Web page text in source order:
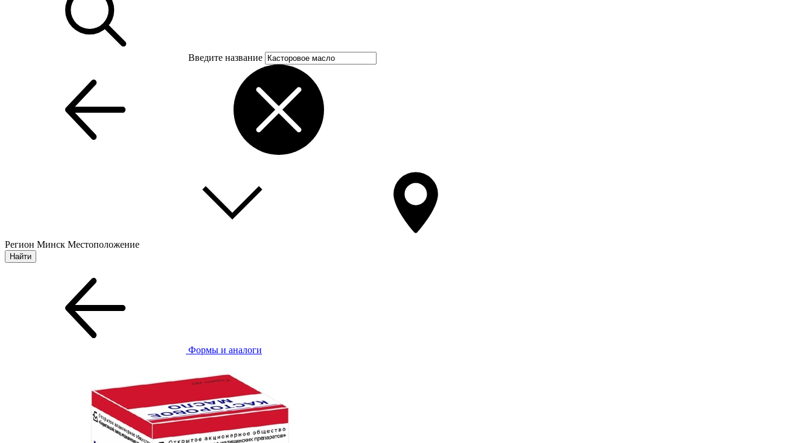
Введите название
Регион Минск Местоположение
Формы и аналоги